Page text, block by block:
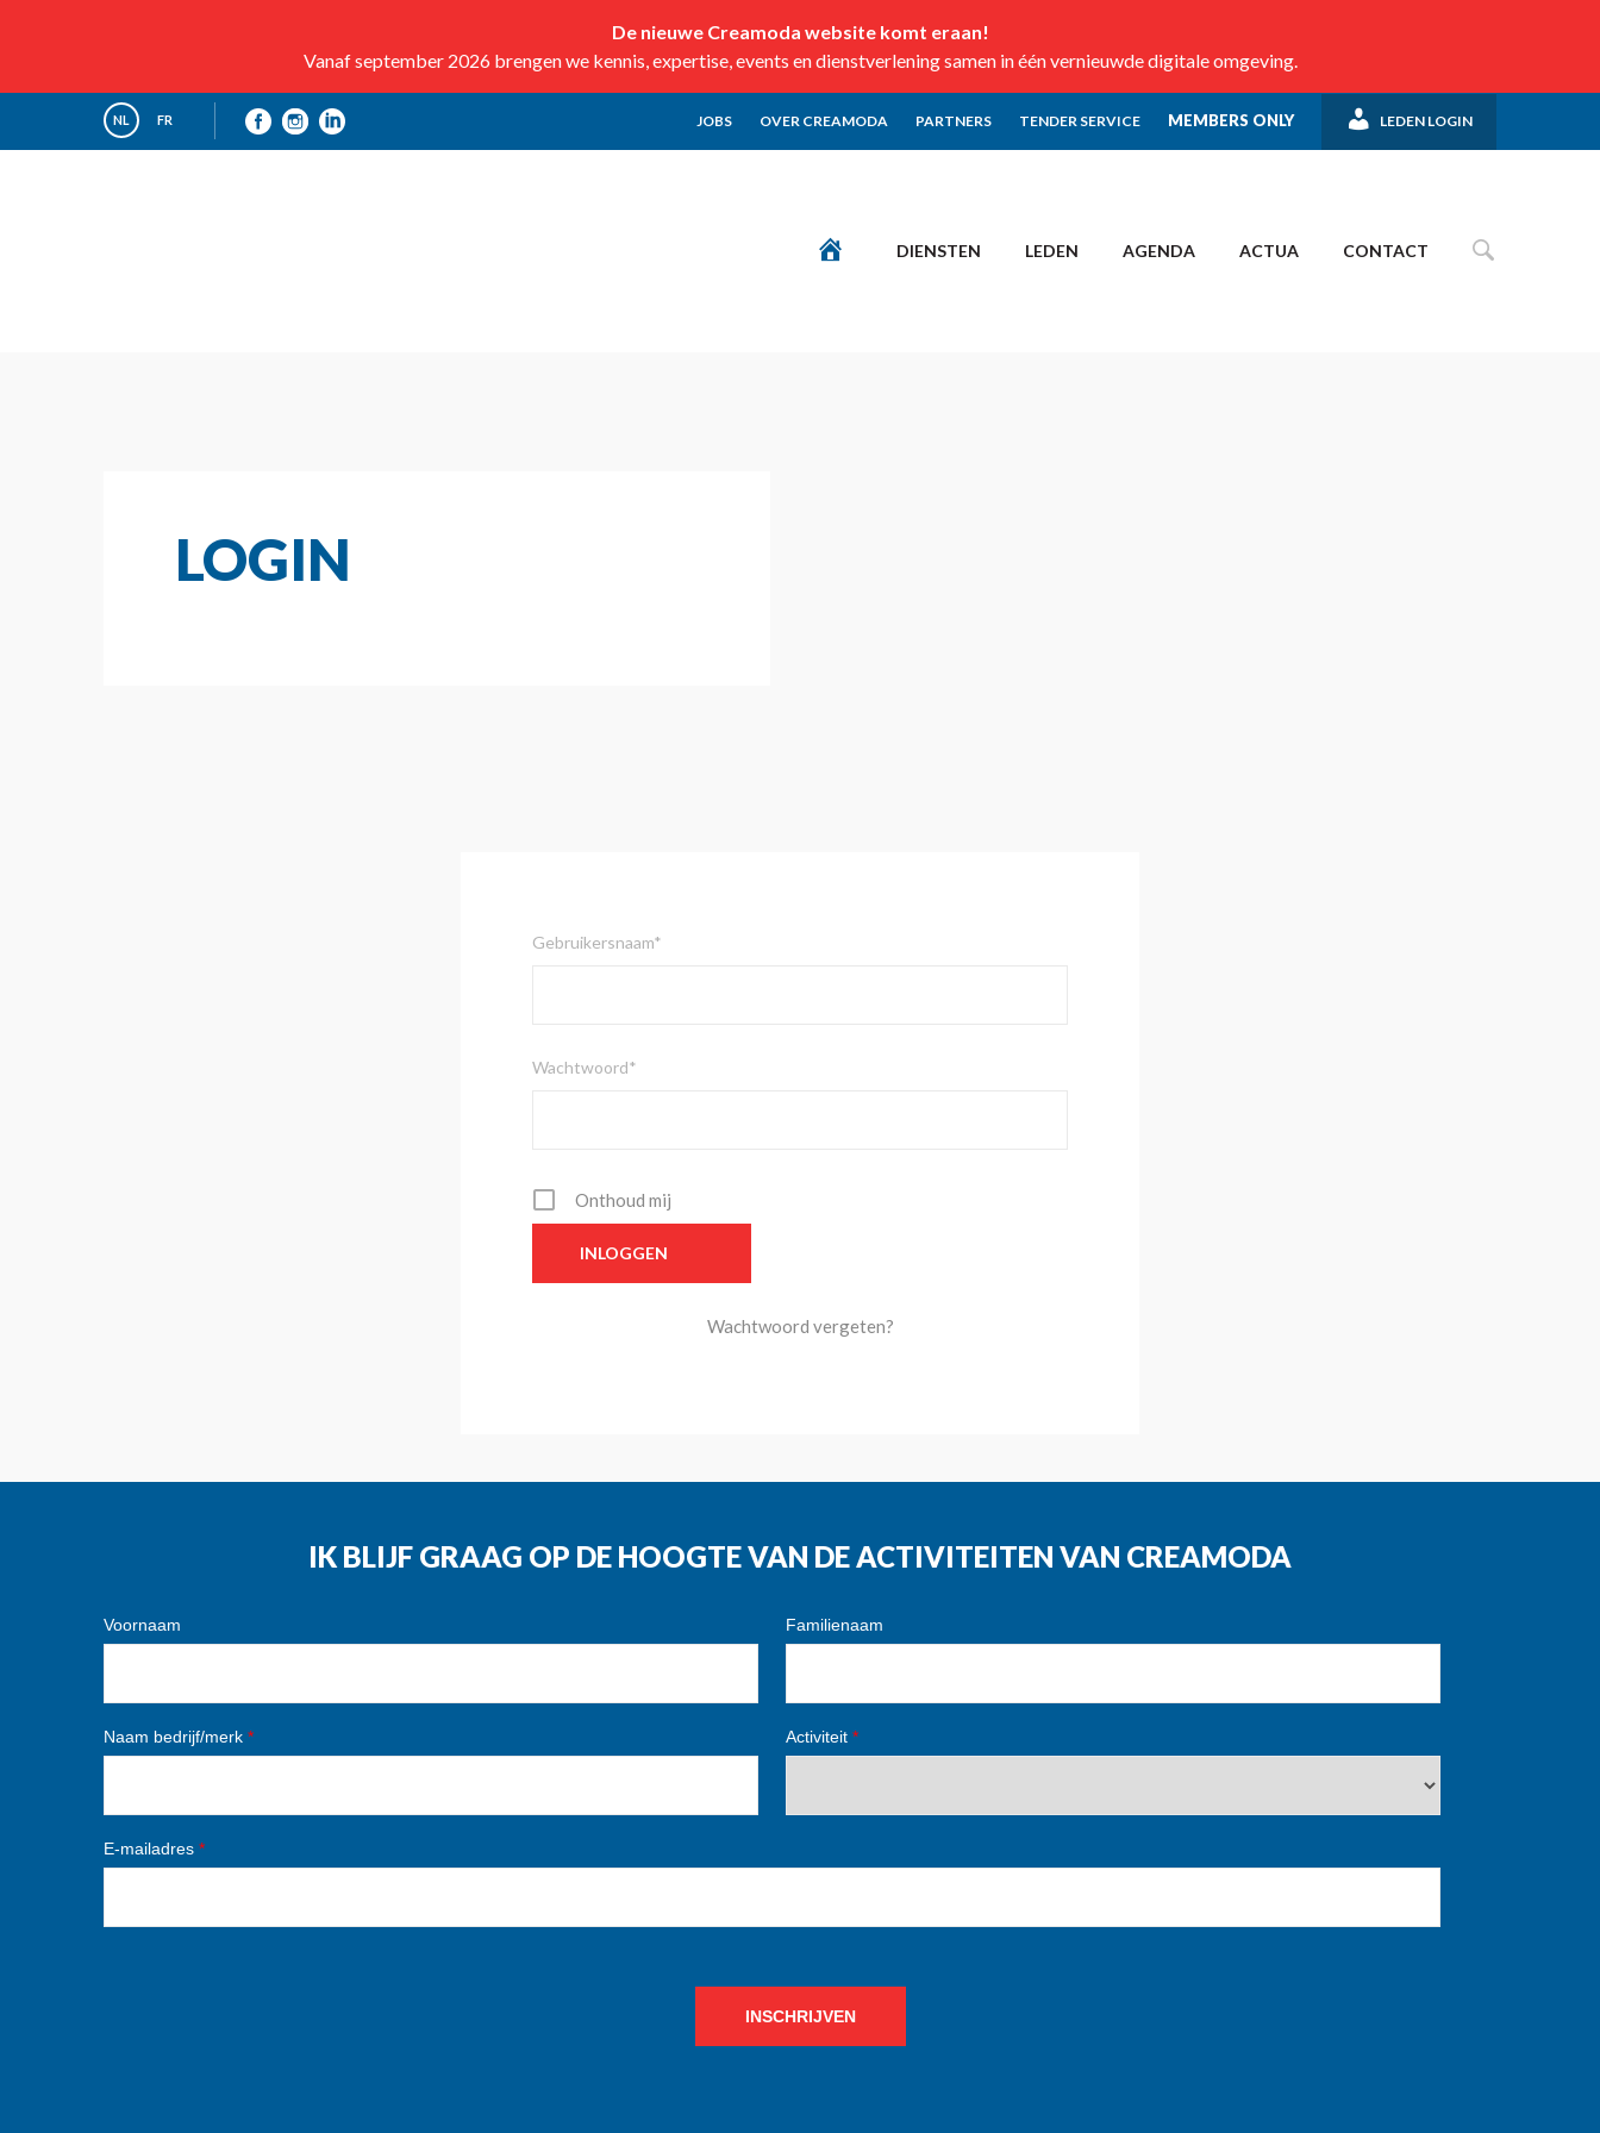
De nieuwe Creamoda website komt eraan!
Vanaf september 2026 brengen we kennis, expertise, events en dienstverlening samen in één vernieuwde digitale omgeving.
NL FR JOBS OVER CREAMODA PARTNERS TENDER SERVICE MEMBERS ONLY LEDEN LOGIN
DIENSTEN LEDEN AGENDA ACTUA CONTACT
LOGIN
Gebruikersnaam*
Wachtwoord*
Onthoud mij
Wachtwoord vergeten?
IK BLIJF GRAAG OP DE HOOGTE VAN DE ACTIVITEITEN VAN CREAMODA
Voornaam Familienaam
Naam bedrijf/merk * Activiteit*
E-mailadres *
INSCHRIJVEN